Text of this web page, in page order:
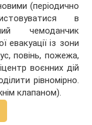
(періодично
в
чемоданчик
із зони
повінь, пожежа,
воєнних дій
рівномірно.
клапаном).